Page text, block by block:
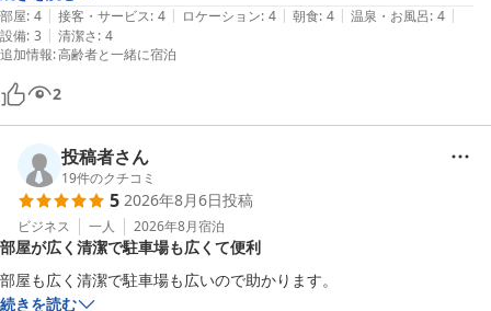
2026-05-11
部屋: 4 | 接客・サービス: 4 | ロケーション: 4 | 朝食: 4 | 温泉・お風呂: 4 |
設備: 3 | 清潔さ: 4
追加情報:高齢者と一緒に宿泊
2
投稿者さん
19件のクチコミ
5 2026年8月6日投稿
ビジネス 一人 2026年8月宿泊
部屋が広く清潔で駐車場も広くて便利
部屋も広く清潔で駐車場も広いので助かります。
続きを読む